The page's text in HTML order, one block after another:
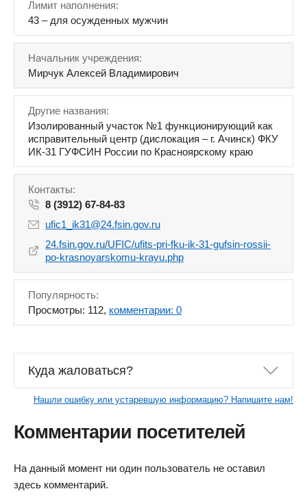
Лимит наполнения:
43 – для осужденных мужчин
Начальник учреждения:
Мирчук Алексей Владимирович
Другие названия:
Изолированный участок №1 функционирующий как
исправительный центр (дислокация – г. Ачинск) ФКУ
ИК-31 ГУФСИН России по Красноярскому краю
Контакты:
8 (3912) 67-84-83
ufic1_ik31@24.fsin.gov.ru
24.fsin.gov.ru/UFIC/ufits-pri-fku-ik-31-gufsin-rossii-
po-krasnoyarskomu-krayu.php
Популярность:
Просмотры: 112, комментарии: 0
Куда жаловаться?
Нашли ошибку или устаревшую информацию? Напишите нам!
Комментарии посетителей
На данный момент ни один пользователь не оставил
здесь комментарий.